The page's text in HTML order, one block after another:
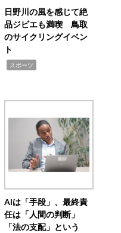
日野川の風を感じて絶
品ジビエも満喫 鳥取
のサイクリングイベン
ト
スポーツ
AIは「手段」、最終責
任は「人間の判断」
「法の支配」という